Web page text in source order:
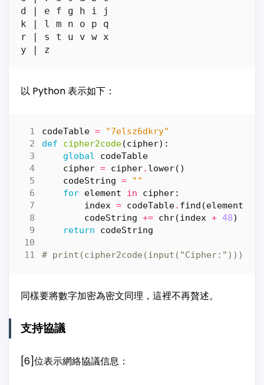
d | e f g h i j
k | l m n o p q
r | s t u v w x
以 Python 表示如下：
codeTable =
"7elsz6dkry"
def
cipher2code(cipher):
global
codeTable
cipher = cipher. lower()
codeString =
""
for element in cipher:
index = codeTable. find (element
codeString += chr(index + 48)
return
codeString
# print(cipher2code(input("Cipher:")))
同樣要將數字加密為密文同理，這裡不再贅述。
支持協議
[6]位表示網絡協議信息：